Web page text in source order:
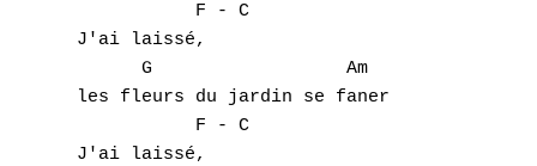
           F - C
J'ai laissé,
      G                  Am
les fleurs du jardin se faner
           F - C
J'ai laissé,